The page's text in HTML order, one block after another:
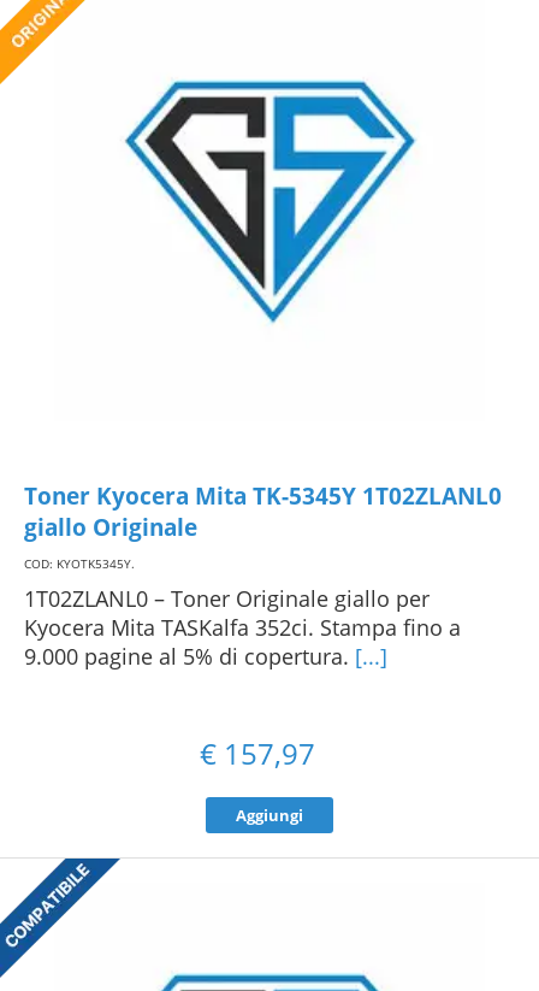
Toner Kyocera Mita TK-5345Y 1T02ZLANL0
giallo Originale
COD: KYOTK5345Y.
1T02ZLANL0 – Toner Originale giallo per
Kyocera Mita TASKalfa 352ci. Stampa fino a
9.000 pagine al 5% di copertura. [...]
€ 157,97
Aggiungi